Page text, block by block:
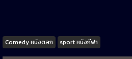
Tags
Comedy หนังตลก sport หนังกีฬา